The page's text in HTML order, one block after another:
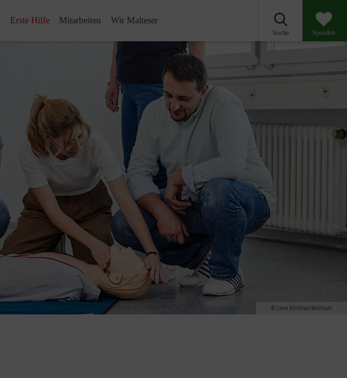
Erste Hilfe Mitarbeiten Wir Malteser
Suche Spenden
Lena Kirchner/Malteser